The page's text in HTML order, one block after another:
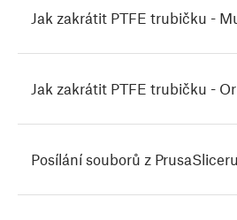
Jak zakrátit PTFE trubičku -
Jak zakrátit PTFE trubičku -
Posílání souborů z